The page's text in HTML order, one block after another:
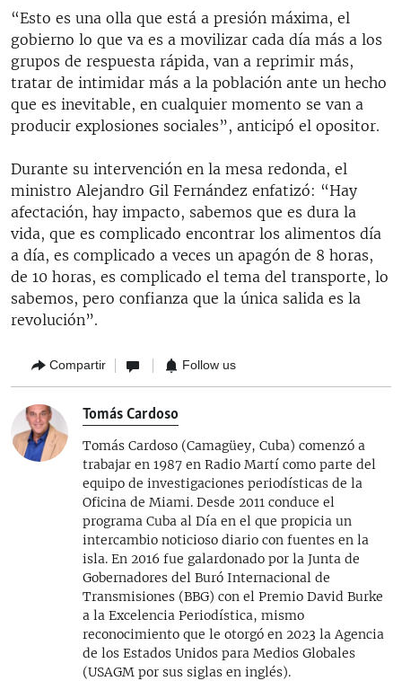
“Esto es una olla que está a presión máxima, el
gobierno lo que va es a movilizar cada día más a los
grupos de respuesta rápida, van a reprimir más,
tratar de intimidar más a la población ante un hecho
que es inevitable, en cualquier momento se van a
producir explosiones sociales”, anticipó el opositor.
Durante su intervención en la mesa redonda, el
ministro Alejandro Gil Fernández enfatizó: “Hay
afectación, hay impacto, sabemos que es dura la
vida, que es complicado encontrar los alimentos día
a día, es complicado a veces un apagón de 8 horas,
de 10 horas, es complicado el tema del transporte, lo
sabemos, pero confianza que la única salida es la
revolución”.
Compartir Follow us
Tomás Cardoso
Tomás Cardoso (Camagüey, Cuba) comenzó a
trabajar en 1987 en Radio Martí como parte del
equipo de investigaciones periodísticas de la
Oficina de Miami. Desde 2011 conduce el
programa Cuba al Día en el que propicia un
intercambio noticioso diario con fuentes en la
isla. En 2016 fue galardonado por la Junta de
Gobernadores del Buró Internacional de
Transmisiones (BBG) con el Premio David Burke
a la Excelencia Periodística, mismo
reconocimiento que le otorgó en 2023 la Agencia
de los Estados Unidos para Medios Globales
(USAGM por sus siglas en inglés).